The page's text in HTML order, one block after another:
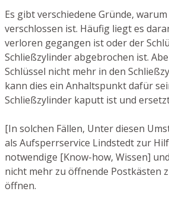
Es gibt verschiedene Gründe,
verschlossen ist. Häufig liegt es
verloren gegangen ist oder der
Schließzylinder abgebrochen ist.
Schlüssel nicht mehr in den
kann dies ein Anhaltspunkt dafür
Schließzylinder kaputt ist und
[In solchen Fällen, Unter diesen
als Aufsperrservice Lindstedt zur
notwendige [Know-how, Wissen]
nicht mehr zu öffnende Postkästen
öffnen.